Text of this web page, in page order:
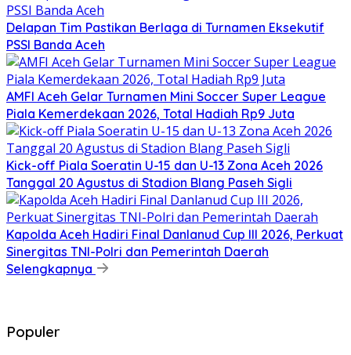
Delapan Tim Pastikan Berlaga di Turnamen Eksekutif
PSSI Banda Aceh
AMFI Aceh Gelar Turnamen Mini Soccer Super League
Piala Kemerdekaan 2026, Total Hadiah Rp9 Juta
Kick-off Piala Soeratin U-15 dan U-13 Zona Aceh 2026
Tanggal 20 Agustus di Stadion Blang Paseh Sigli
Kapolda Aceh Hadiri Final Danlanud Cup III 2026, Perkuat
Sinergitas TNI-Polri dan Pemerintah Daerah
Selengkapnya
Populer